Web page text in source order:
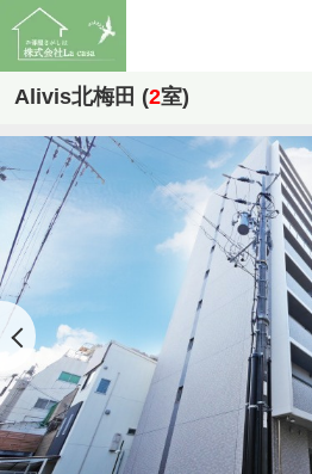
Alivis北梅田 (2室)